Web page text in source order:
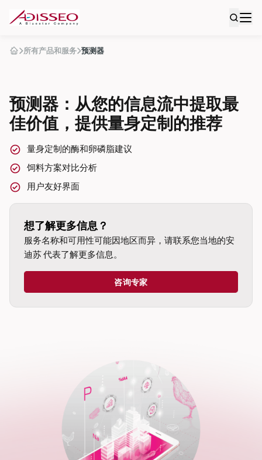
所有产品和服务 预测器
预测器：从您的信息流中提取最
佳价值，提供量身定制的推荐
量身定制的酶和卵磷脂建议
饲料方案对比分析
用户友好界面
想了解更多信息？
服务名称和可用性可能因地区而异，请联系您当地的安
迪苏 代表了解更多信息。
咨询专家